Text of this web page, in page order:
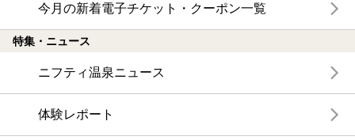
今月の新着電子チケット・クーポン一覧
特集・ニュース
ニフティ温泉ニュース
体験レポート